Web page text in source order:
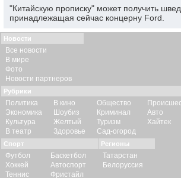
"Китайскую прописку" может получить
принадлежащая сейчас концерну Ford.
Новости
Все новости
В мире
Фото
Новости партнеров
Рубрики
Политика
Экономика
Культура
В театр
В кино
Шоубиз
Желтый
Здоровье
Общество
Криминал
Туризм
Сад-огород
Авто
Хайтек
Спорт
Футбол
Хоккей
Теннис
Баскетбол
Автоспорт
Фристайл
Регионы
Татарстан
Белоруссия